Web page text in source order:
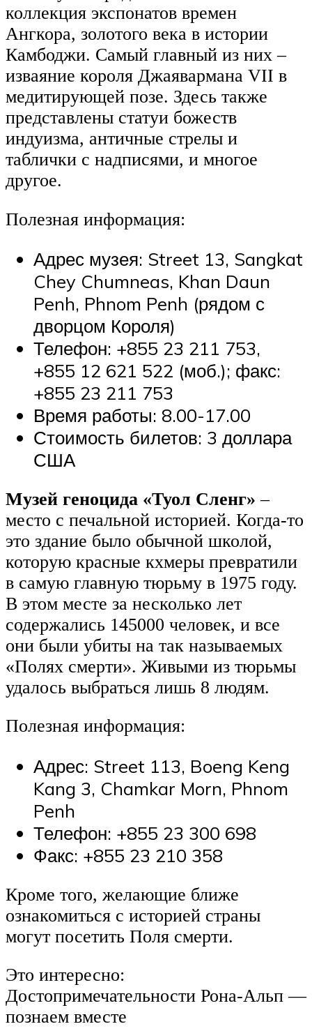
коллекция экспонатов времен
Ангкора, золотого века в истории
Камбоджи. Самый главный из них –
изваяние короля Джаявармана VII в
медитирующей позе. Здесь также
представлены статуи божеств
индуизма, античные стрелы и
таблички с надписями, и многое
другое.
Полезная информация:
Адрес музея: Street 13, Sangkat
Chey Chumneas, Khan Daun
Penh, Phnom Penh (рядом с
дворцом Короля)
Телефон: +855 23 211 753,
+855 12 621 522 (моб.); факс:
+855 23 211 753
Время работы: 8.00-17.00
Стоимость билетов: 3 доллара
США
Музей геноцида «Туол Сленг» –
место с печальной историей. Когда-то
это здание было обычной школой,
которую красные кхмеры превратили
в самую главную тюрьму в 1975 году.
В этом месте за несколько лет
содержались 145000 человек, и все
они были убиты на так называемых
«Полях смерти». Живыми из тюрьмы
удалось выбраться лишь 8 людям.
Полезная информация:
Адрес: Street 113, Boeng Keng
Kang 3, Chamkar Morn, Phnom
Penh
Телефон: +855 23 300 698
Факс: +855 23 210 358
Кроме того, желающие ближе
ознакомиться с историей страны
могут посетить Поля смерти.
Это интересно:
Достопримечательности Рона-Альп —
познаем вместе